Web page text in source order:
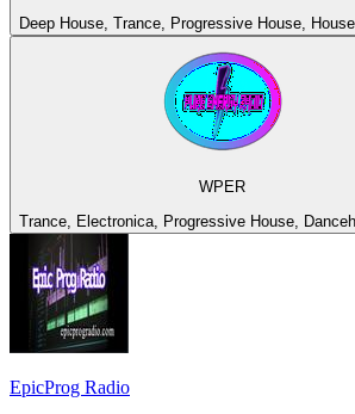
Deep House, Trance, Progressive House, House
WPER
Trance, Electronica, Progressive House,
EpicProg Radio